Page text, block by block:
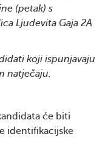
(petak) s
Ljudevita Gaja 2A
koji ispunjavaju
natječaju.
će biti
identifikacijske